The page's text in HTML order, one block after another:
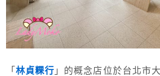
「林貞粿行 」的概念店位於台北市